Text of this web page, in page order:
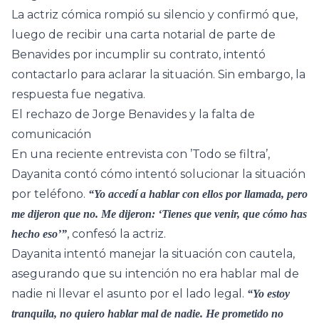
La actriz cómica rompió su silencio y confirmó que,
luego de recibir una carta notarial de parte de
Benavides por incumplir su contrato, intentó
contactarlo para aclarar la situación. Sin embargo, la
respuesta fue negativa.
El rechazo de Jorge Benavides y la falta de
comunicación
En una reciente entrevista con ’Todo se filtra’,
Dayanita contó cómo intentó solucionar la situación
por teléfono. “Yo accedí a hablar con ellos por llamada, pero
me dijeron que no. Me dijeron: ‘Tienes que venir, que cómo has
hecho eso’”, confesó la actriz.
Dayanita intentó manejar la situación con cautela,
asegurando que su intención no era hablar mal de
nadie ni llevar el asunto por el lado legal. “Yo estoy
tranquila, no quiero hablar mal de nadie. He prometido no